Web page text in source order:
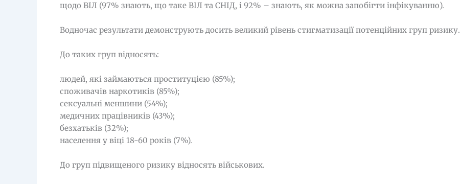
щодо ВІЛ (97% знають, що таке ВІЛ та СНІД, і 92% – знають, як можна запобігти інфікуванню).
Водночас результати демонструють досить великий рівень стигматизації потенційних груп ризику.
До таких груп відносять:
людей, які займаються проституцією (85%);
споживачів наркотиків (85%);
сексуальні меншини (54%);
медичних працівників (43%);
безхатьків (32%);
населення у віці 18-60 років (7%).
До груп підвищеного ризику відносять військових.